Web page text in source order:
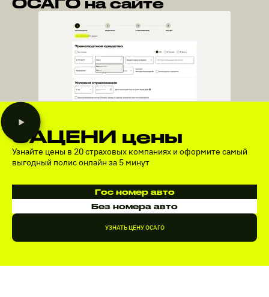
ОСАГО на сайте
ЗАЦЕНИ цены
Узнайте цены в 20 страховых компаниях и оформите самый
выгодный полис онлайн за 5 минут
Гос номер авто
Без номера авто
УЗНАТЬ ЦЕНУ ОСАГО